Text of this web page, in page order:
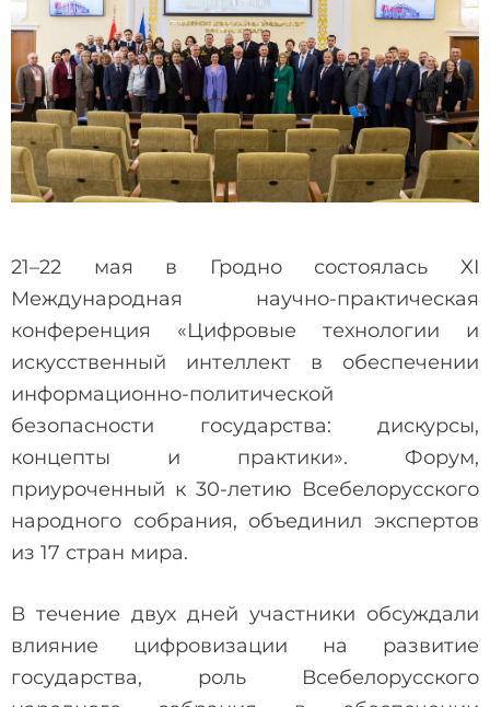
21–22 мая в Гродно состоялась XI
Международная научно-практическая
конференция «Цифровые технологии и
искусственный интеллект в обеспечении
информационно-политической
безопасности государства: дискурсы,
концепты и практики». Форум,
приуроченный к 30-летию Всебелорусского
народного собрания, объединил экспертов
из 17 стран мира.
В течение двух дней участники обсуждали
влияние цифровизации на развитие
государства, роль Всебелорусского